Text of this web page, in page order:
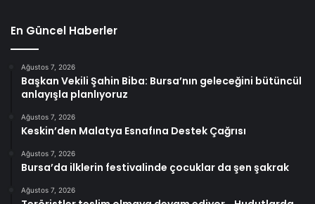
En Güncel Haberler
Ağustos 7, 2026
Başkan Vekili Şahin Biba: Bursa’nın geleceğini bütüncül
anlayışla planlıyoruz
Ağustos 7, 2026
Keskin’den Malatya Esnafına Destek Çağrısı
Ağustos 7, 2026
Bursa’da ilklerin festivalinde çocuklar da şen şakrak
Ağustos 7, 2026